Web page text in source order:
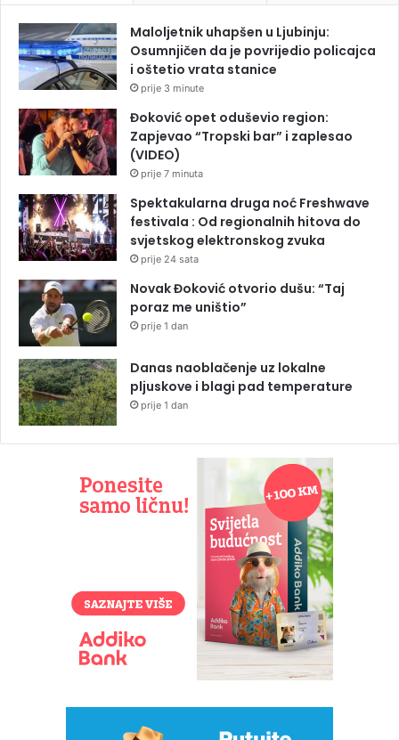
Maloljetnik uhapšen u Ljubinju:
Osumnjičen da je povrijedio policajca
i oštetio vrata stanice
prije 3 minute
Đoković opet oduševio region:
Zapjevao “Tropski bar” i zaplesao
(VIDEO)
prije 7 minuta
Spektakularna druga noć Freshwave
festivala : Od regionalnih hitova do
svjetskog elektronskog zvuka
prije 24 sata
Novak Đoković otvorio dušu: “Taj
poraz me uništio”
prije 1 dan
Danas naoblačenje uz lokalne
pljuskove i blagi pad temperature
prije 1 dan